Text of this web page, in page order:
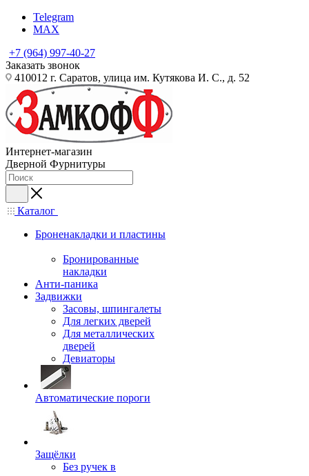
Telegram
MAX
+7 (964) 997-40-27
Заказать звонок
410012 г. Саратов, улица им. Кутякова И. С., д. 52
Интернет-магазин
Дверной Фурнитуры
Каталог
Броненакладки и пластины
Бронированные
накладки
Анти-паника
Задвижки
Засовы, шпингалеты
Для легких дверей
Для металлических
дверей
Девиаторы
Автоматические пороги
Защёлки
Без ручек в